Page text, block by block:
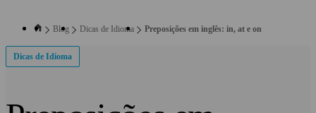
Blog Dicas de Idioma Preposições em inglês: in, at e on
Dicas de Idioma